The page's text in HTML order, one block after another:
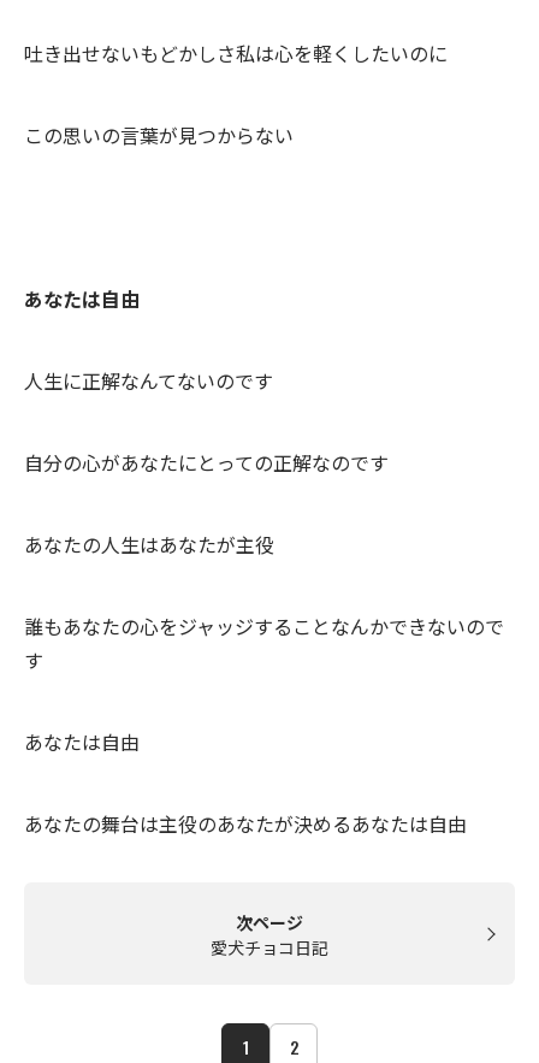
吐き出せないもどかしさ私は心を軽くしたいのに
この思いの言葉が見つからない
あなたは自由
人生に正解なんてないのです
自分の心があなたにとっての正解なのです
あなたの人生はあなたが主役
誰もあなたの心をジャッジすることなんかできないので
す
あなたは自由
あなたの舞台は主役のあなたが決めるあなたは自由
次ページ
愛犬チョコ日記
1 2